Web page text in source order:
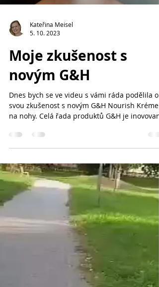
Kateřina Meisel
5. 10. 2023
Moje zkušenost s
novým G&H
Dnes bych se ve videu s vámi ráda podělila o
svou zkušenost s novým G&H Nourish